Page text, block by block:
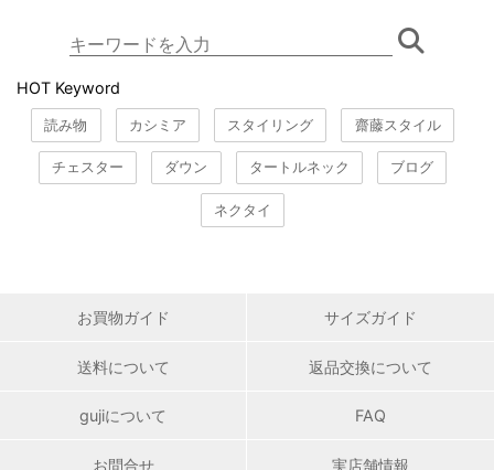
HOT Keyword
読み物 カシミア スタイリング 齋藤スタイル
チェスター ダウン タートルネック ブログ
ネクタイ
お買物ガイド サイズガイド
送料について 返品交換について
gujiについて FAQ
お問合せ 実店舗情報